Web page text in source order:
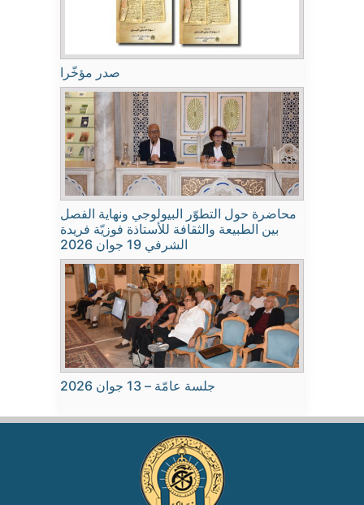
صدر مؤخّرا
محاضرة حول التطوّر البيولوجي ونهاية الفصل
بين الطبيعة والثقافة للأستاذة فوزيّة فريدة
الشرفي 19 جوان 2026
جلسة عامّة – 13 جوان 2026